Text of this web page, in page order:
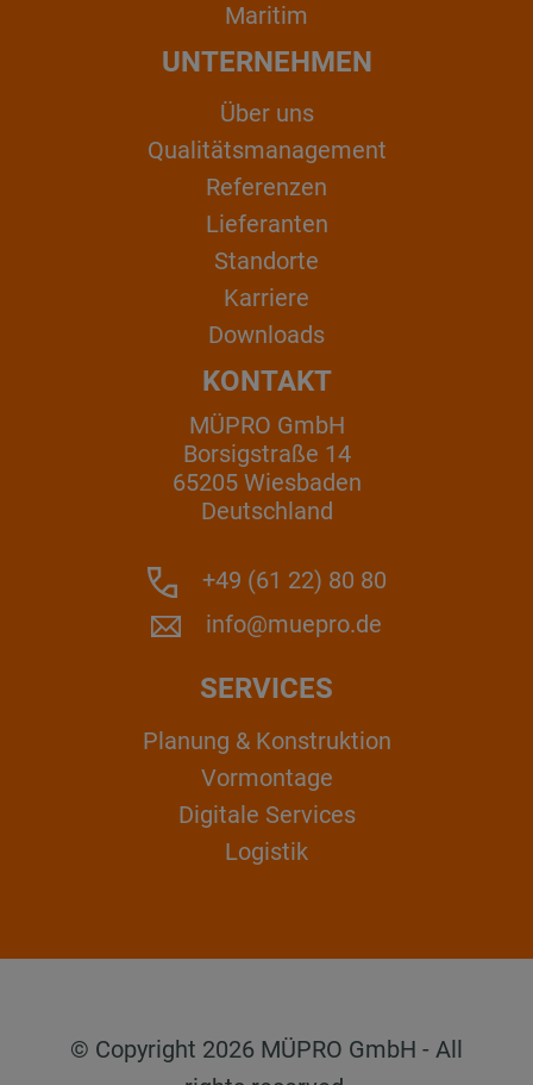
Maritim
UNTERNEHMEN
Über uns
Qualitätsmanagement
Referenzen
Lieferanten
Standorte
Karriere
Downloads
KONTAKT
MÜPRO GmbH
Borsigstraße 14
65205 Wiesbaden
Deutschland
+49 (61 22) 80 80
info@muepro.de
SERVICES
Planung & Konstruktion
Vormontage
Digitale Services
Logistik
© Copyright 2026 MÜPRO GmbH - All